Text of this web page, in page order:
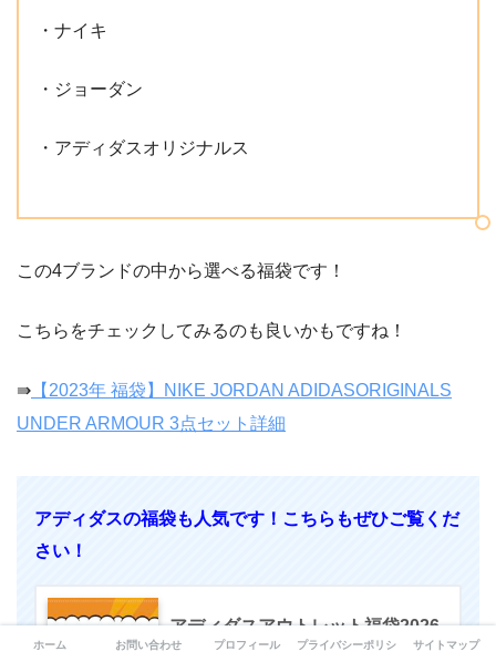
・ナイキ
・ジョーダン
・アディダスオリジナルス
この4ブランドの中から選べる福袋です！
こちらをチェックしてみるのも良いかもですね！
⇛ 【2023年 福袋】NIKE JORDAN ADIDASORIGINALS
UNDER ARMOUR 3点セット詳細
アディダスの福袋も人気です！こちらもぜひご覧くだ
さい！
アディダスアウトレット福袋2026
の中身ネタバレ！予約と購入方法
ホーム お問い合わせ プロフィール プライバシーポリシー サイトマップ